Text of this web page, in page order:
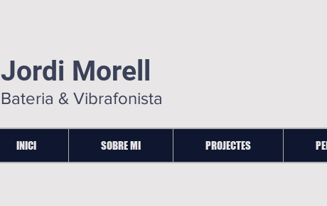
Jordi Morell
Bateria & Vibrafonista
INICI SOBRE MI PROJECTES